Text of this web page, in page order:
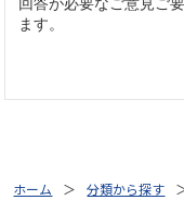
ホーム 分類から探す